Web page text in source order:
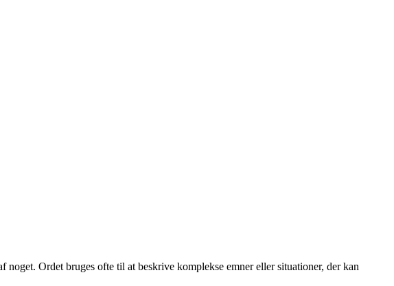
Ordet bruges ofte til at beskrive komplekse emner eller situationer, der kan